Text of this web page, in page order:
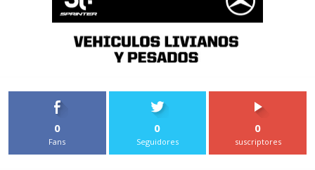
0
Fans
0
Seguidores
0
suscriptores